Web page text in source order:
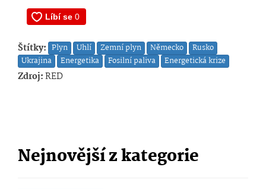
Štítky: Plyn Uhlí Zemní plyn Německo
Rusko
Ukrajina
Energetika Fosilní paliva Energetická krize
Zdroj:RED
Nejnovější z kategorie